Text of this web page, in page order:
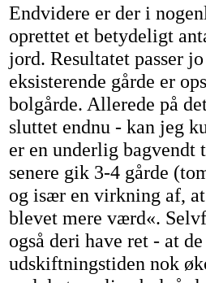
Endvidere er der i
oprettet et betydeligt
jord. Resultatet passer
eksisterende gårde er
bolgårde. Allerede på
sluttet endnu - kan jeg
er en underlig bagvendt
senere gik 3-4 gårde
og især en virkning af,
blevet mere værd«.
også deri have ret - at
udskiftningstiden nok